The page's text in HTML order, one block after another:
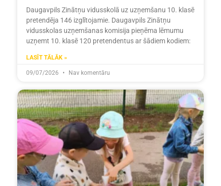
Daugavpils Zinātņu vidusskolā uz uzņemšanu 10. klasē
pretendēja 146 izglītojamie. Daugavpils Zinātņu
vidusskolas uzņemšanas komisija pieņēma lēmumu
uzņemt 10. klasē 120 pretendentus ar šādiem kodiem:
LASĪT TĀLĀK »
09/07/2026 Nav komentāru